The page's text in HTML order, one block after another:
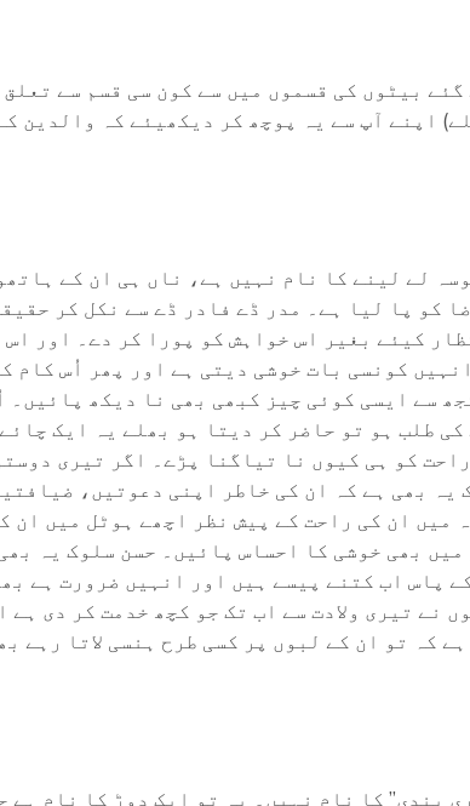
بیٹوں کی قسموں میں سے کون سی قسم سے
اپنے آپ سے یہ پوچھ کر دیکھیئے کہ والدین
لے لینے کا نام نہیں ہے، ناں ہی ان کے
کو پا لیا ہے۔ مدر ڈے فادر ڈے سے نکل کر
کیئے بغیر اس خواہش کو پورا کر دے۔ اور
کونسی بات خوشی دیتی ہے اور پھر اُس کام
سے ایسی کوئی چیز کبھی بھی نا دیکھ
طلب ہو تو حاضر کر دیتا ہو بھلے یہ ایک
کو ہی کیوں نا تیاگنا پڑے۔ اگر تیری
بھی ہے کہ ان کی خاطر اپنی دعوتیں،
میں ان کی راحت کے پیش نظر اچھے ہوٹل میں
بھی خوشی کا احساس پائیں۔ حسن سلوک یہ
پاس اب کتنے پیسے ہیں اور انہیں ضرورت ہے
نے تیری ولادت سے اب تک جو کچھ خدمت کر دی
بندی” کا نام نہیں۔ یہ تو ایک دوڑ کا نام